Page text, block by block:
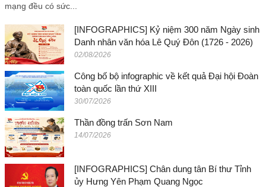
mạng đều có sức...
[INFOGRAPHICS] Kỷ niệm 300 năm Ngày sinh
Danh nhân văn hóa Lê Quý Đôn (1726 - 2026)
02/08/2026
Công bố bộ infographic về kết quả Đại hội Đoàn
toàn quốc lần thứ XIII
30/07/2026
Thần đồng trấn Sơn Nam
14/07/2026
[INFOGRAPHICS] Chân dung tân Bí thư Tỉnh
ủy Hưng Yên Phạm Quang Ngọc